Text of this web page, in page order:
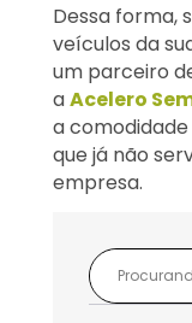
Dessa forma,
veículos da
um parceiro
aAcelero
a
que já não
empresa.